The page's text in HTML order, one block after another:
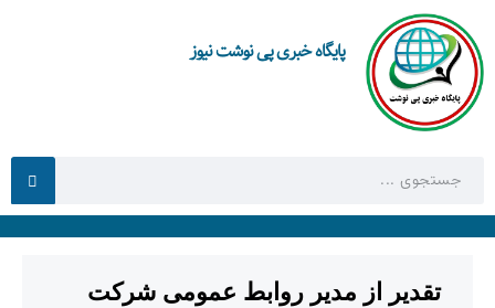
پایگاه خبری پی نوشت نیوز
تقدیر از مدیر روابط عمومی شرکت